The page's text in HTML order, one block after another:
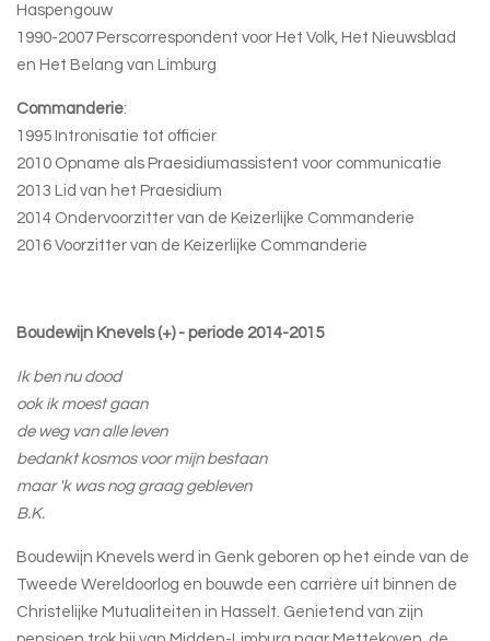
Haspengouw
1990-2007 Perscorrespondent voor Het Volk, Het Nieuwsblad
en Het Belang van Limburg
Commanderie:
1995 Intronisatie tot officier
2010 Opname als Praesidiumassistent voor communicatie
2013 Lid van het Praesidium
2014 Ondervoorzitter van de Keizerlijke Commanderie
2016 Voorzitter van de Keizerlijke Commanderie
Boudewijn Knevels (+) - periode 2014-2015
Ik ben nu dood
ook ik moest gaan
de weg van alle leven
bedankt kosmos voor mijn bestaan
maar 'k was nog graag gebleven
B.K.
Boudewijn Knevels werd in Genk geboren op het einde van de
Tweede Wereldoorlog en bouwde een carrière uit binnen de
Christelijke Mutualiteiten in Hasselt. Genietend van zijn